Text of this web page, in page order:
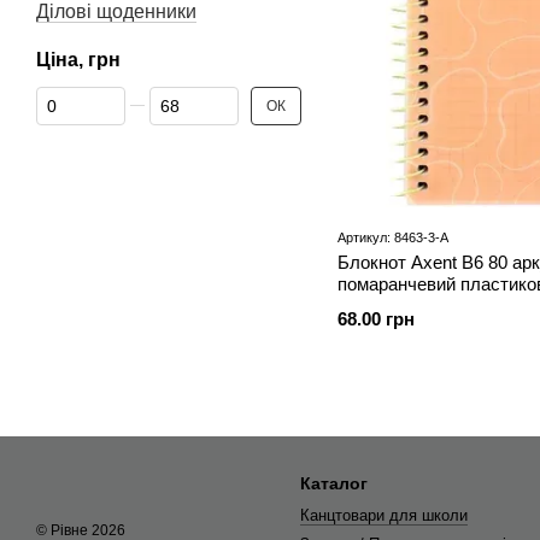
Артикул: 8463-3-A
Блокнот Axent В6 80
помаранчевий
68.00 грн
Ділові щоденники
Ціна, грн
Від Ціна, грн
До Ціна, грн ОК
© Рівне 2026
Каталог
Канцтовари для школи